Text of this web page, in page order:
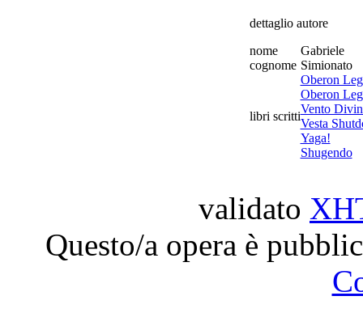
dettaglio autore
nome
Gabriele
cognome Simionato
libri scritti
Oberon
Oberon
Vento
Vesta
Yaga!
Shugendo
validato
Questo/a opera è